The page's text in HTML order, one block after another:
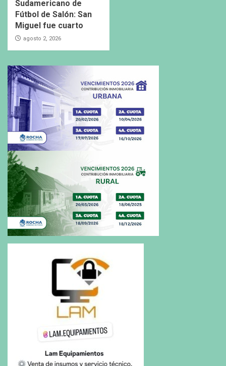
Sudamericano de
Fútbol de Salón: San
Miguel fue cuarto
agosto 2, 2026